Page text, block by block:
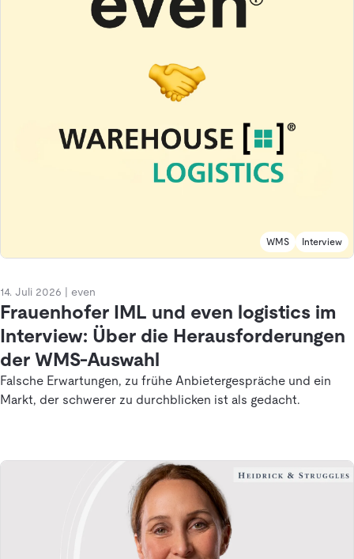
WMS Interview
14. Juli 2026 even
Frauenhofer IML und even logistics im
Interview: Über die Herausforderungen
der WMS-Auswahl
Falsche Erwartungen, zu frühe Anbietergespräche und ein
Markt, der schwerer zu durchblicken ist als gedacht.